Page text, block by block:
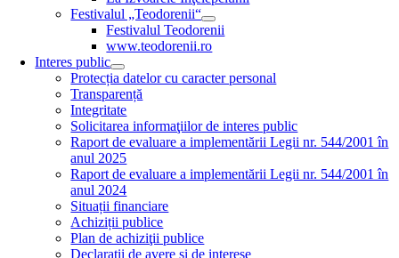
Festivalul „Teodorenii“
Festivalul Teodorenii
www.teodorenii.ro
Interes public
Protecția datelor cu caracter personal
Transparență
Integritate
Solicitarea informaţiilor de interes public
Raport de evaluare a implementării Legii nr. 544/2001 în
anul 2025
Raport de evaluare a implementării Legii nr. 544/2001 în
anul 2024
Situații financiare
Achiziții publice
Plan de achiziţii publice
Declarații de avere și de interese